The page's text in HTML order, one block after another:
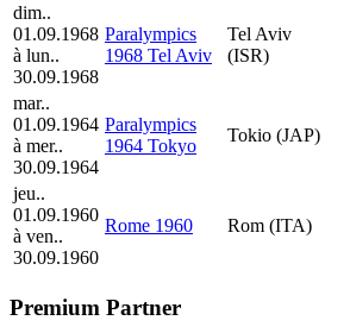
dim..
01.09.1968
à lun..
30.09.1968
Paralympics
1968 Tel Aviv
Tel Aviv
(ISR)
mar..
01.09.1964
à mer..
30.09.1964
Paralympics
1964 Tokyo
Tokio (JAP)
jeu..
01.09.1960
à ven..
30.09.1960
Rome 1960 Rom (ITA)
Premium Partner